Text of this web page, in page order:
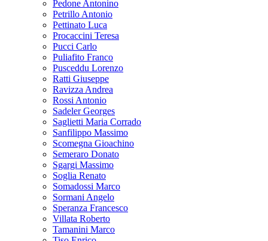
Pedone Antonino
Petrillo Antonio
Pettinato Luca
Procaccini Teresa
Pucci Carlo
Puliafito Franco
Pusceddu Lorenzo
Ratti Giuseppe
Ravizza Andrea
Rossi Antonio
Sadeler Georges
Saglietti Maria Corrado
Sanfilippo Massimo
Scomegna Gioachino
Semeraro Donato
Sgargi Massimo
Soglia Renato
Somadossi Marco
Sormani Angelo
Speranza Francesco
Villata Roberto
Tamanini Marco